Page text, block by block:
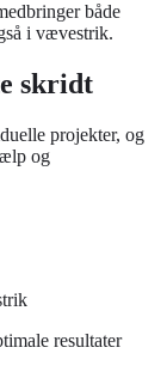
både
i vævestrik.
skridt
projekter, og
og
resultater